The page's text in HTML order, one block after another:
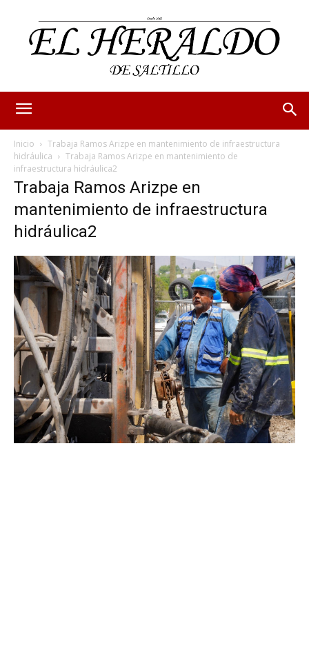
Inicio
Trabaja Ramos Arizpe en mantenimiento de infraestructura
hidráulica
Trabaja Ramos Arizpe en mantenimiento de
infraestructura hidráulica2
Trabaja Ramos Arizpe en
mantenimiento de infraestructura
hidráulica2